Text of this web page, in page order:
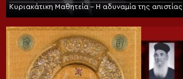
Κυριακάτικη Μαθητεία – Η αδυναμία της απιστίας